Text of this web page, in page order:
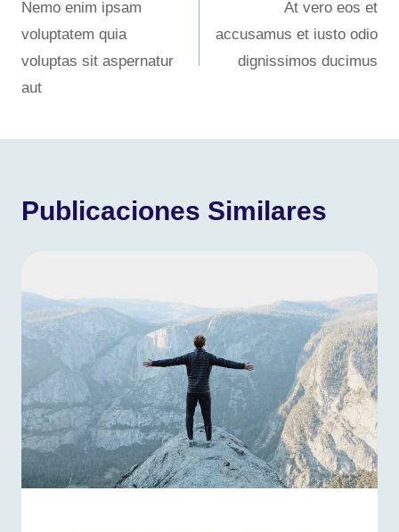
de
entradas
Nemo enim ipsam
voluptatem quia
voluptas sit aspernatur
aut
At vero eos et
accusamus et iusto odio
dignissimos ducimus
Publicaciones Similares